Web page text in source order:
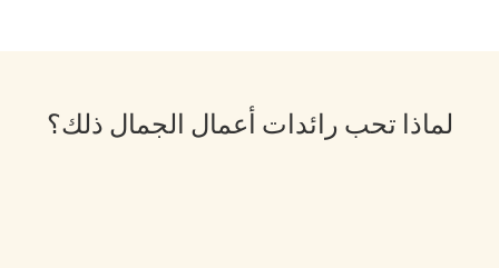
لماذا تحب رائدات أعمال الجمال ذلك؟